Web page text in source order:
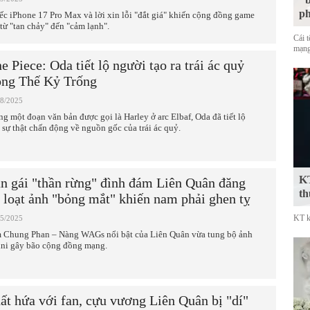
iPhone 17 Pro Max và lời xin lỗi "đắt giá" khiến cộng đồng game
"tan chảy" đến "cảm lạnh".
Piece: Oda tiết lộ người tạo ra trái ác quỷ
Thế Kỷ Trống
2025
một đoạn văn bản được gọi là Harley ở arc Elbaf, Oda đã tiết lộ
sự thật chấn động về nguồn gốc của trái ác quỷ.
gái "thần rừng" đình đám Liên Quân đăng
ảnh "bỏng mắt" khiến nam phải ghen tỵ
2025
Chung Phan – Nàng WAGs nổi bật của Liên Quân vừa tung bộ ảnh
gây bão cộng đồng mạng.
hứa với fan, cựu vương Liên Quân bị "dí"
Cái
KT